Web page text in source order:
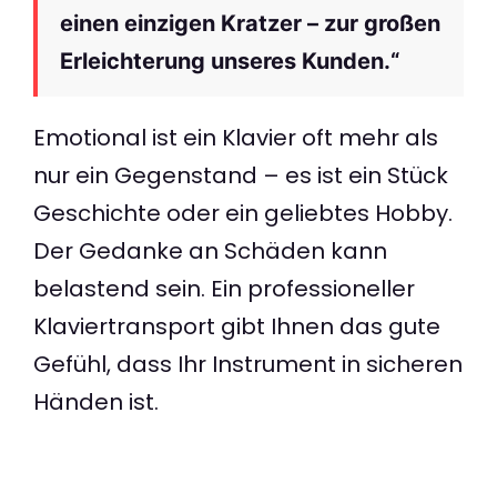
einen einzigen Kratzer – zur großen
Erleichterung unseres Kunden.“
Emotional ist ein Klavier oft mehr als
nur ein Gegenstand – es ist ein Stück
Geschichte oder ein geliebtes Hobby.
Der Gedanke an Schäden kann
belastend sein. Ein professioneller
Klaviertransport gibt Ihnen das gute
Gefühl, dass Ihr Instrument in sicheren
Händen ist.